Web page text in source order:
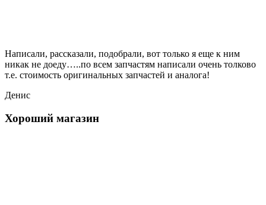
Написали, рассказали, подобрали, вот только я еще к ним
никак не доеду…..по всем запчастям написали очень толково
т.е. стоимость оригинальных запчастей и аналога!
Денис
Хороший магазин